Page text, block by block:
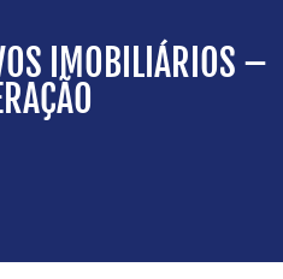
IMOBILIÁRIOS –